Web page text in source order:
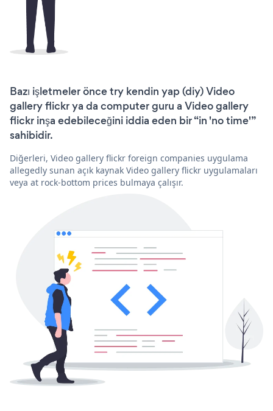
Bazı işletmeler önce try kendin yap (diy) Video
gallery flickr ya da computer guru a Video gallery
flickr inşa edebileceğini iddia eden bir “in 'no time'”
sahibidir.
Diğerleri, Video gallery flickr foreign companies uygulama
allegedly sunan açık kaynak Video gallery flickr uygulamaları
veya at rock-bottom prices bulmaya çalışır.